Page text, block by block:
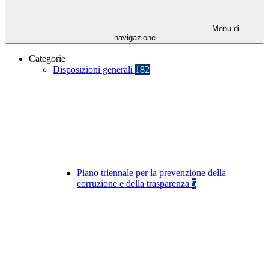
Menu di
navigazione
Categorie
Disposizioni generali 182
Piano triennale per la prevenzione della
corruzione e della trasparenza 5